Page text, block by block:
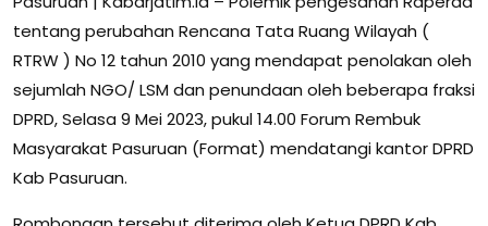
tentang perubahan Rencana Tata Ruang Wilayah (
RTRW ) No 12 tahun 2010 yang mendapat penolakan oleh
sejumlah NGO/ LSM dan penundaan oleh beberapa fraksi
DPRD, Selasa 9 Mei 2023, pukul 14.00 Forum Rembuk
Masyarakat Pasuruan (Format) mendatangi kantor DPRD
Kab Pasuruan.